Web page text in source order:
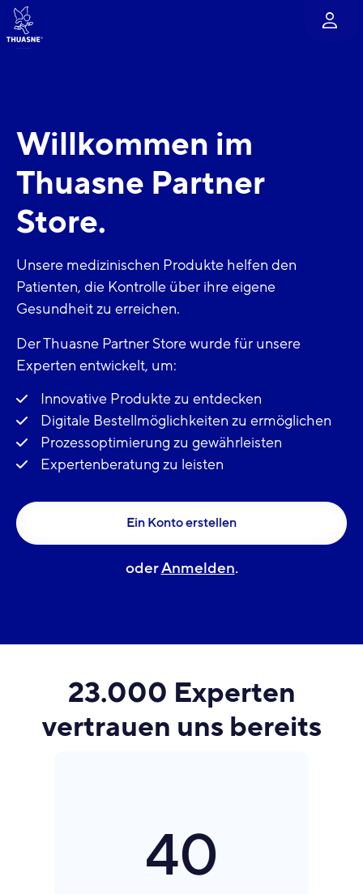
Gehe zum Hauptinhalt
Willkommen im
Thuasne Partner
Store.
Unsere medizinischen Produkte helfen den
Patienten, die Kontrolle über ihre eigene
Gesundheit zu erreichen.
Der Thuasne Partner Store wurde für unsere
Experten entwickelt, um:
Innovative Produkte zu entdecken
Digitale Bestellmöglichkeiten zu ermöglichen
Prozessoptimierung zu gewährleisten
Expertenberatung zu leisten
Ein Konto erstellen
oderAnmelden.
23.000 Experten
vertrauen uns bereits
40